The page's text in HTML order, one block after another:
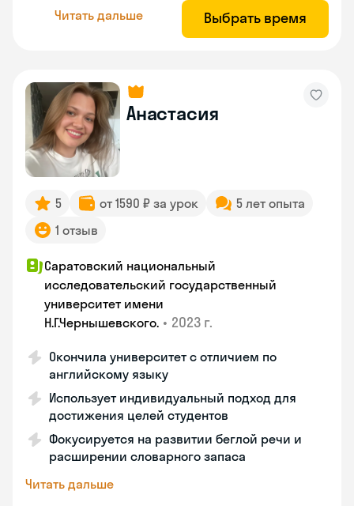
Читать дальше Выбрать время
Анастасия
5 от 1590 ₽ за урок
5 лет опыта
1 отзыв
Саратовский национальный
исследовательский государственный
университет имени
Н.Г.Чернышевскогo. • 2023 г.
Окончила университет с отличием по
английскому языку
Использует индивидуальный подход для
достижения целей студентов
Фокусируется на развитии беглой речи и
расширении словарного запаса
Читать дальше